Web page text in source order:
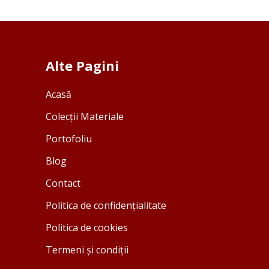
Alte Pagini
Acasă
Colecții Materiale
Portofoliu
Blog
Contact
Politica de confidențialitate
Politica de cookies
Termeni și condiții